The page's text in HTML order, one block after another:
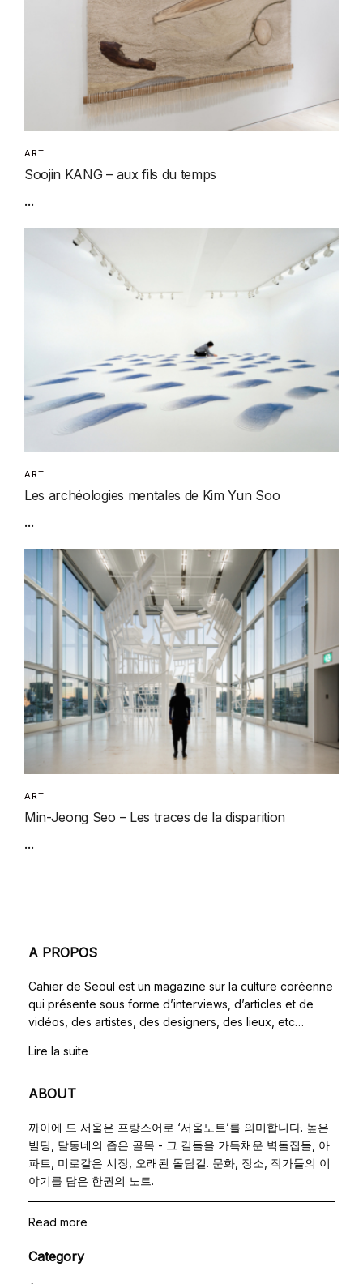
ART
Soojin KANG – aux fils du temps
...
ART
Les archéologies mentales de Kim Yun Soo
...
ART
Min-Jeong Seo – Les traces de la disparition
...
A PROPOS
Cahier de Seoul est un magazine sur la culture coréenne
qui présente sous forme d’interviews, d’articles et de
vidéos, des artistes, des designers, des lieux, etc…
Lire la suite
ABOUT
까이에 드 서울은 프랑스어로 ‘서울노트’를 의미합니다. 높은
빌딩, 달동네의 좁은 골목 - 그 길들을 가득채운 벽돌집들, 아
파트, 미로같은 시장, 오래된 돌담길. 문화, 장소, 작가들의 이
야기를 담은 한권의 노트.
Read more
Category